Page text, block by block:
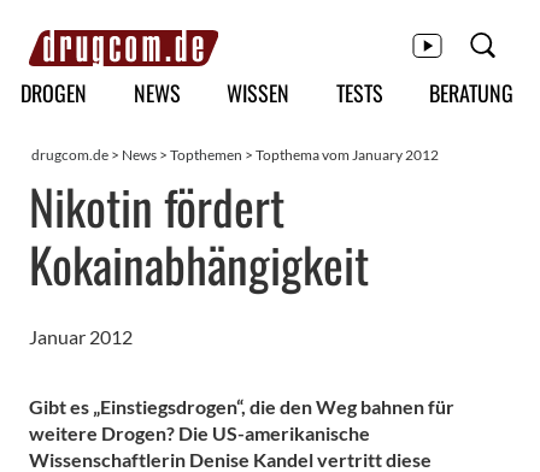
Hauptmenü
DROGEN NEWS WISSEN TESTS BERATUNG
drugcom.de > News > Topthemen > Topthema vom January 2012
Nikotin fördert
Kokainabhängigkeit
Januar 2012
Gibt es „Einstiegsdrogen“, die den Weg bahnen für
weitere Drogen? Die US-amerikanische
Wissenschaftlerin Denise Kandel vertritt diese